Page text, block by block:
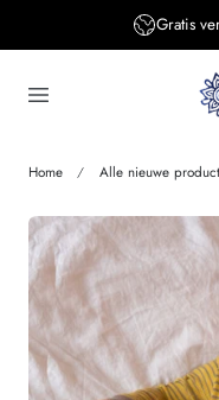
Gratis
Home Alle nieuwe